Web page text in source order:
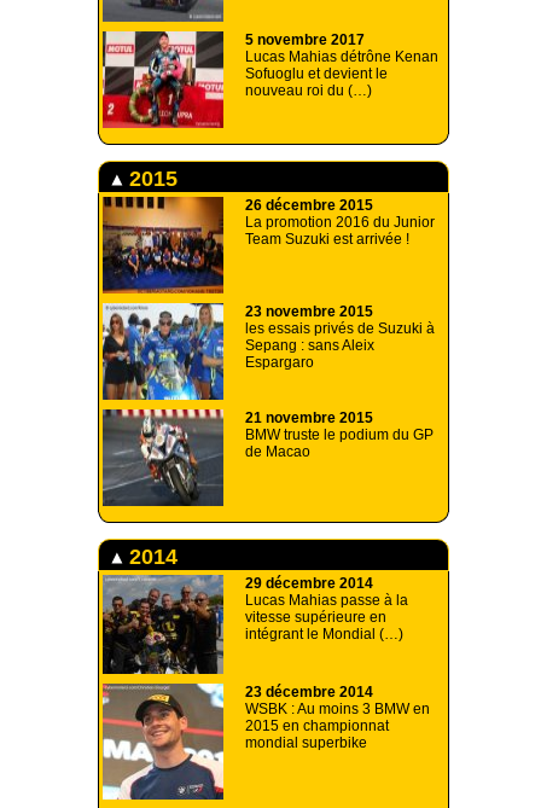
5 novembre 2017
Lucas Mahias détrône Kenan
Sofuoglu et devient le
nouveau roi du (…)
2015
26 décembre 2015
La promotion 2016 du Junior
Team Suzuki est arrivée !
23 novembre 2015
les essais privés de Suzuki à
Sepang : sans Aleix
Espargaro
21 novembre 2015
BMW truste le podium du GP
de Macao
2014
29 décembre 2014
Lucas Mahias passe à la
vitesse supérieure en
intégrant le Mondial (…)
23 décembre 2014
WSBK : Au moins 3 BMW en
2015 en championnat
mondial superbike